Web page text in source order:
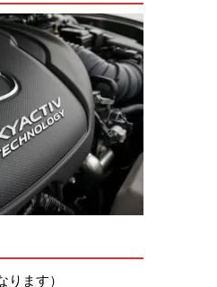
ります）